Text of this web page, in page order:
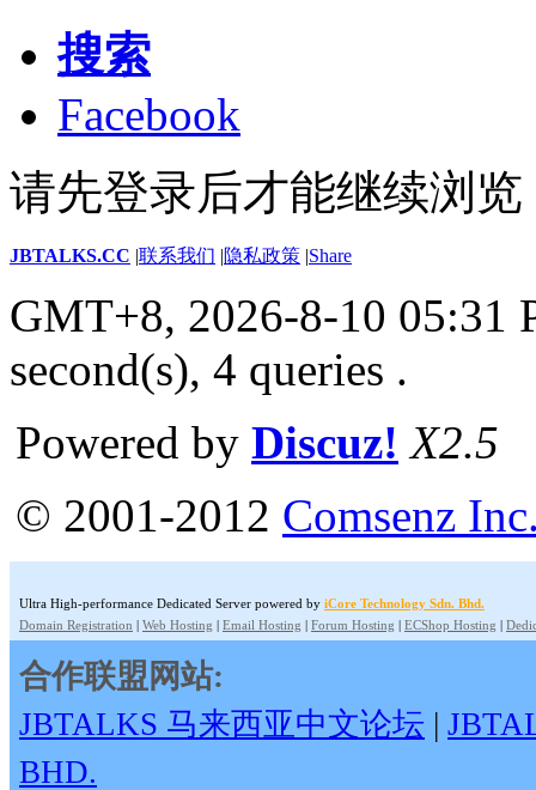
搜索
Facebook
请先登录后才能继续浏览
JBTALKS.CC |联系我们 |隐私政策 |Share
GMT+8, 2026-8-10 05:31
second(s), 4 queries .
Powered by Discuz! X2.5
© 2001-2012 Comsenz
Ultra High-performance Dedicated Server powered by iCore Technology Sdn. Bhd.
Domain Registration | Web Hosting | Email Hosting | Forum Hosting | ECShop Hosting |
合作联盟网站:
JBTALKS 马来西亚中文论坛 |
BHD.